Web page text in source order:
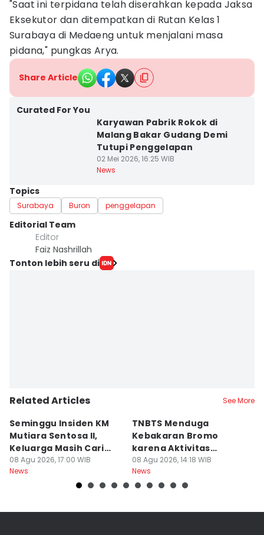
"Saat ini terpidana telah diserahkan kepada Jaksa
Eksekutor dan ditempatkan di Rutan Kelas 1
Surabaya di Medaeng untuk menjalani masa
pidana," pungkas Arya.
Share Article
Curated For You
Karyawan Pabrik Rokok di
Malang Bakar Gudang Demi
Tutupi Penggelapan
02 Mei 2026, 16:25 WIB
News
Topics
Surabaya Buron penggelapan
Editorial Team
Editor
Faiz Nashrillah
Tonton lebih seru di
Related Articles See More
Seminggu Insiden KM
Mutiara Sentosa II,
Keluarga Masih Cari
Korban
08 Agu 2026, 17:00 WIB
News
TNBTS Menduga
Kebakaran Bromo
karena Aktivitas
Manusia
08 Agu 2026, 14:18 WIB
News